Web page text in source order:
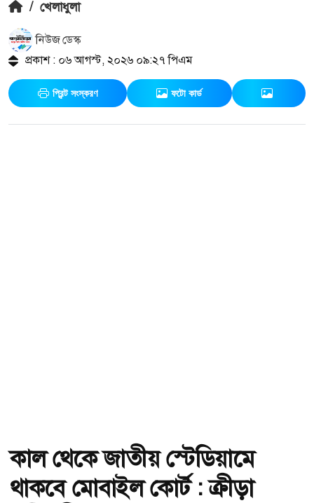
/ খেলাধুলা
নিউজ ডেস্ক
প্রকাশ : ০৬ আগস্ট, ২০২৬ ০৯:২৭ পিএম
প্রিন্ট সংস্করণ ফটো কার্ড
কাল থেকে জাতীয় স্টেডিয়ামে
থাকবে মোবাইল কোর্ট : ক্রীড়া